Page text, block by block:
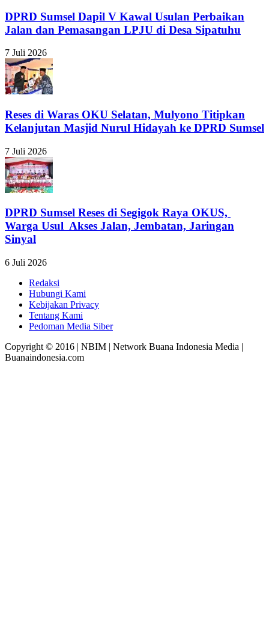
DPRD Sumsel Dapil V Kawal Usulan Perbaikan
Jalan dan Pemasangan LPJU di Desa Sipatuhu
7 Juli 2026
Reses di Waras OKU Selatan, Mulyono Titipkan
Kelanjutan Masjid Nurul Hidayah ke DPRD Sumsel
7 Juli 2026
DPRD Sumsel Reses di Segigok Raya OKUS,
Warga Usul Akses Jalan, Jembatan, Jaringan
Sinyal
6 Juli 2026
Redaksi
Hubungi Kami
Kebijakan Privacy
Tentang Kami
Pedoman Media Siber
Copyright © 2016 | NBIM | Network Buana Indonesia Media |
Buanaindonesia.com